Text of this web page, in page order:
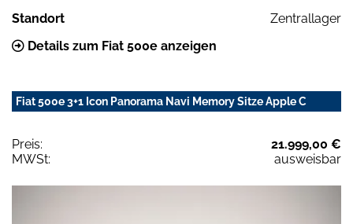
Standort
Zentrallager
Details zum Fiat 500e anzeigen
Fiat 500e 3+1 Icon Panorama Navi Memory Sitze Apple C
Preis:
21.999,00 €
MWSt:
ausweisbar